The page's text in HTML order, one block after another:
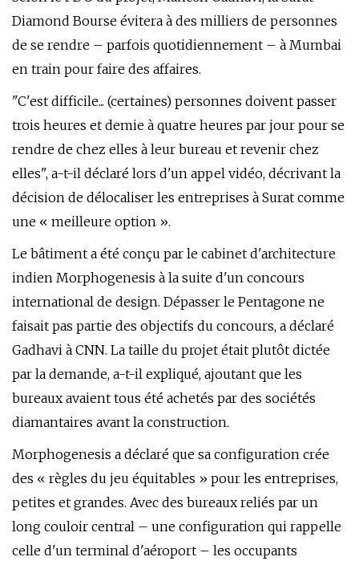
Diamond Bourse évitera à des milliers de personnes
de se rendre – parfois quotidiennement – ​​à Mumbai
en train pour faire des affaires.
"C'est difficile... (certaines) personnes doivent passer
trois heures et demie à quatre heures par jour pour se
rendre de chez elles à leur bureau et revenir chez
elles", a-t-il déclaré lors d'un appel vidéo, décrivant la
décision de délocaliser les entreprises à Surat comme
une « meilleure option ».
Le bâtiment a été conçu par le cabinet d'architecture
indien Morphogenesis à la suite d'un concours
international de design. Dépasser le Pentagone ne
faisait pas partie des objectifs du concours, a déclaré
Gadhavi à CNN. La taille du projet était plutôt dictée
par la demande, a-t-il expliqué, ajoutant que les
bureaux avaient tous été achetés par des sociétés
diamantaires avant la construction.
Morphogenesis a déclaré que sa configuration crée
des « règles du jeu équitables » pour les entreprises,
petites et grandes. Avec des bureaux reliés par un
long couloir central – une configuration qui rappelle
celle d'un terminal d'aéroport – les occupants